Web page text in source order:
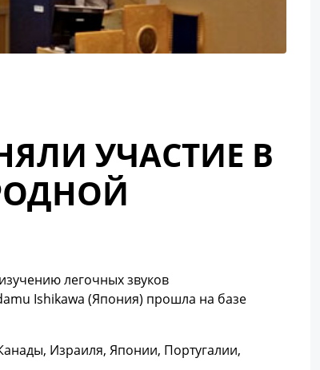
УЧАСТИЕ В
легочных звуков
Ishikawa (Япония) прошла на базе
Израиля, Японии, Португалии,